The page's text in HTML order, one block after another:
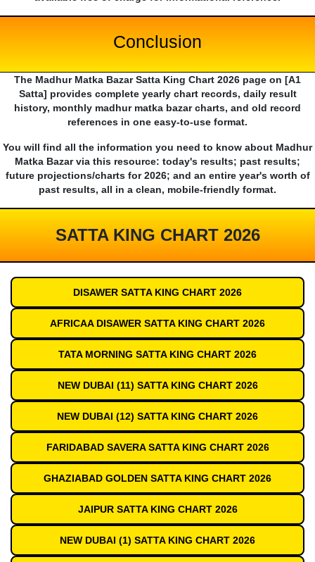
Conclusion
The Madhur Matka Bazar Satta King Chart 2026 page on [A1
Satta] provides complete yearly chart records, daily result
history, monthly madhur matka bazar charts, and old record
references in one easy-to-use format.
You will find all the information you need to know about Madhur
Matka Bazar via this resource: today's results; past results;
future projections/charts for 2026; and an entire year's worth of
past results, all in a clean, mobile-friendly format.
SATTA KING CHART 2026
DISAWER SATTA KING CHART 2026
AFRICAA DISAWER SATTA KING CHART 2026
TATA MORNING SATTA KING CHART 2026
NEW DUBAI (11) SATTA KING CHART 2026
NEW DUBAI (12) SATTA KING CHART 2026
FARIDABAD SAVERA SATTA KING CHART 2026
GHAZIABAD GOLDEN SATTA KING CHART 2026
JAIPUR SATTA KING CHART 2026
NEW DUBAI (1) SATTA KING CHART 2026